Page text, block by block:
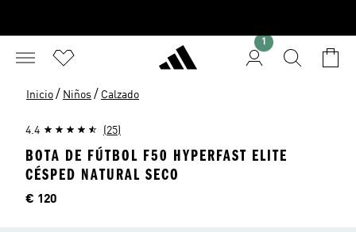
1
Inicio / Niños / Calzado
4.4 (25)
BOTA DE FÚTBOL F50 HYPERFAST ELITE
CÉSPED NATURAL SECO
Precio
€ 120